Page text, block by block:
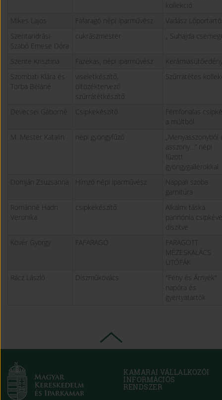
kollekció
Mikes Lajos
Fafaragó népi iparművész
Vadász Lőportartó
Szentandrási-
Szabó Emese Dóra
cukrászmester „ Suhajda
Szente Krisztina Fazekas, népi iparművész
Szombati Klára és
Torba Béláné
viseletkészítő,
öltözéktervező
szűrrátétkészítő
Szűrrátétes
Devecsei Gáborné Csipkekészítő
Fémfonalas
a múltból
M. Mester Katalin
népi gyöngyfűző
„Menyasszonyból
asszony…” népi
fűzött
gyöngygallérokkal
Domján Zsuzsanna
Hímző népi iparművész
Nappali szoba
garnitúra
Románné Hadri
Veronika
csipkekészítő
Alkalmi táska
pannónia
díszítve
Kövér György
FAFARAGÓ
FARAGOTT
MÉZESKALÁCS
ÜTŐFÁK
Rácz László
Díszműkovács
"Fény és Árnyék"
napóra és
gyertyatartók
KAMARAI VÁLLALKOZÓI
INFORMÁCIÓS
RENDSZER(OPEN